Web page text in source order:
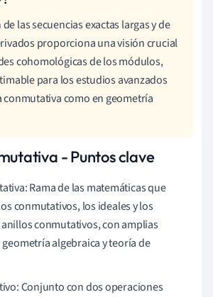
las secuencias exactas largas y de
proporciona una visión crucial
cohomológicas de los módulos,
para los estudios avanzados
conmutativa como en geometría
- Puntos clave
Rama de las matemáticas que
conmutativos, los ideales y los
conmutativos, con amplias
algebraica y teoría de
Conjunto con dos operaciones